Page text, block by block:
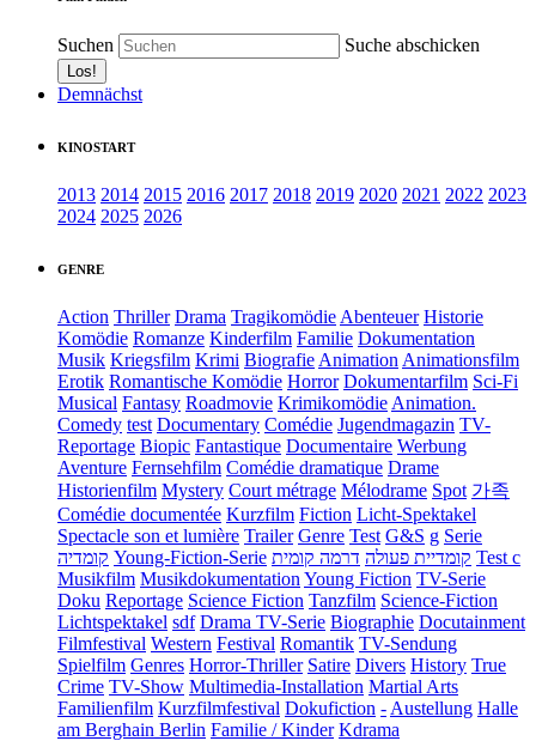
Suchen Suche abschicken
Demnächst
KINOSTART
2013 2014 2015 2016 2017 2018 2019 2020 2021 2022 2023
2024 2025 2026
GENRE
Action Thriller Drama Tragikomödie Abenteuer Historie
Komödie Romanze Kinderfilm Familie Dokumentation
Musik Kriegsfilm Krimi Biografie Animation Animationsfilm
Erotik Romantische Komödie Horror Dokumentarfilm Sci-Fi
Musical Fantasy Roadmovie Krimikomödie Animation.
Comedy test Documentary Comédie Jugendmagazin TV-
Reportage Biopic Fantastique Documentaire Werbung
Aventure Fernsehfilm Comédie dramatique Drame
Historienfilm Mystery Court métrage Mélodrame Spot 가족
Comédie documentée Kurzfilm Fiction Licht-Spektakel
Spectacle son et lumière Trailer Genre Test G&S g Serie
קומדיה Young-Fiction-Serie קומדיית פעולה דרמה קומית
Test c
Musikfilm Musikdokumentation Young Fiction TV-Serie
Doku Reportage Science Fiction Tanzfilm Science-Fiction
Lichtspektakel sdf Drama TV-Serie Biographie Docutainment
Filmfestival Western Festival Romantik TV-Sendung
Spielfilm Genres Horror-Thriller Satire Divers History True
Crime TV-Show Multimedia-Installation Martial Arts
Familienfilm Kurzfilmfestival Dokufiction - Austellung Halle
am Berghain Berlin Familie / Kinder Kdrama